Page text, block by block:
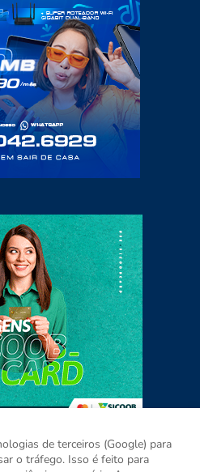
de terceiros (Google) para
o tráfego. Isso é feito para